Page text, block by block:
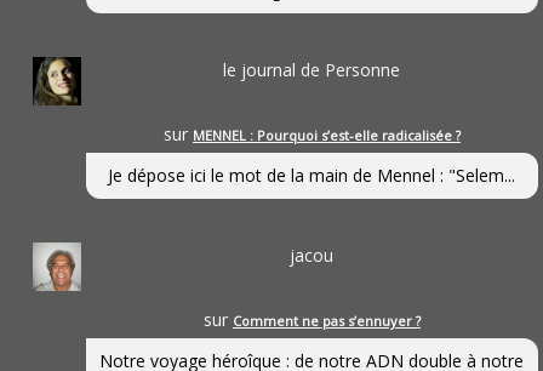
le journal de Personne
sur MENNEL : Pourquoi s’est-elle radicalisée ?
Je dépose ici le mot de la main de Mennel : "Selem...
jacou
sur Comment ne pas s’ennuyer ?
Notre voyage héroîque : de notre ADN double à notre